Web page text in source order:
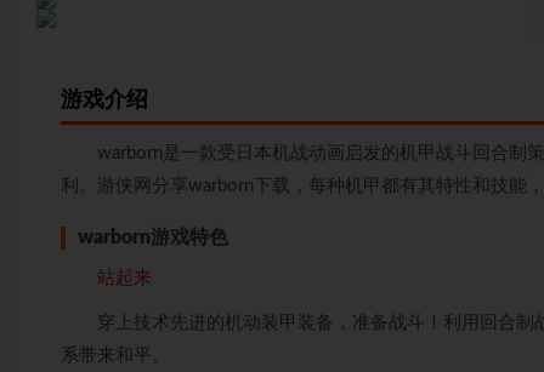
游戏介绍
warborn是一款受日本机战动画启发的机甲战斗回合制
利。游侠网分享warborn下载，每种机甲都有其特性和技能
warborn游戏特色
站起来
穿上技术先进的机动装甲装备，准备战斗！利用回合制
系带来和平。